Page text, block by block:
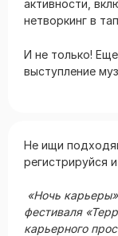
активности,
нетворкинг в
И не только!
выступление
Не ищи
регистрируйся
«Ночь
фестиваля
карьерного